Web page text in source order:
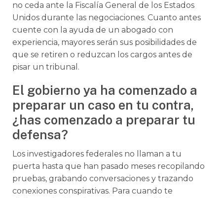
no ceda ante la Fiscalía General de los Estados
Unidos durante las negociaciones. Cuanto antes
cuente con la ayuda de un abogado con
experiencia, mayores serán sus posibilidades de
que se retiren o reduzcan los cargos antes de
pisar un tribunal.
El gobierno ya ha comenzado a
preparar un caso en tu contra,
¿has comenzado a preparar tu
defensa?
Los investigadores federales no llaman a tu
puerta hasta que han pasado meses recopilando
pruebas, grabando conversaciones y trazando
conexiones conspirativas. Para cuando te